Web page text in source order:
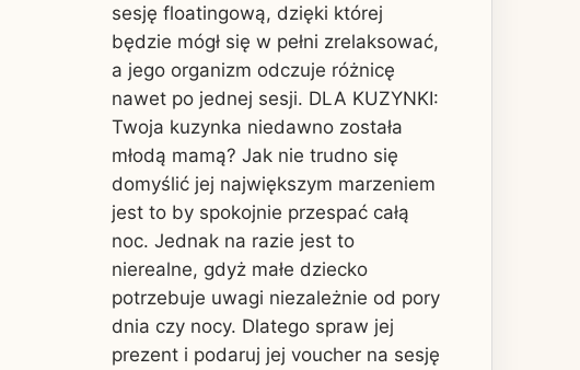
sesję floatingową, dzięki której
będzie mógł się w pełni zrelaksować,
a jego organizm odczuje różnicę
nawet po jednej sesji. DLA KUZYNKI:
Twoja kuzynka niedawno została
młodą mamą? Jak nie trudno się
domyślić jej największym marzeniem
jest to by spokojnie przespać całą
noc. Jednak na razie jest to
nierealne, gdyż małe dziecko
potrzebuje uwagi niezależnie od pory
dnia czy nocy. Dlatego spraw jej
prezent i podaruj jej voucher na sesję